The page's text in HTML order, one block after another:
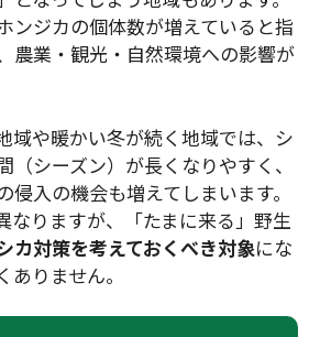
ンジカの個体数が増えていると指
農業・観光・自然環境への影響が
域や暖かい冬が続く地域では、シ
（シーズン）が長くなりやすく、
入の機会も増えてしまいます。
なりますが、「たまに来る」野生
カ対策を考えておくべき対象にな
りません。